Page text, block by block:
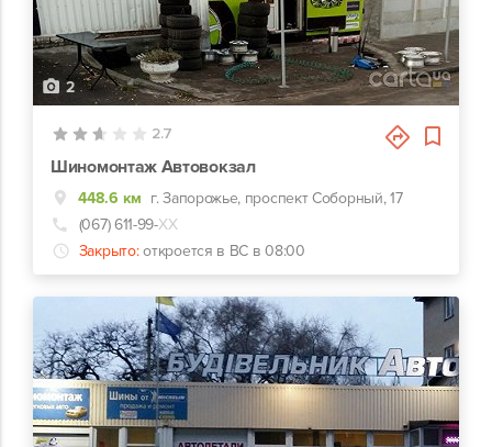
2
2.7
Шиномонтаж Автовокзал
448.6 км г. Запорожье, проспект Соборный, 17
(067) 611-99-ХХ
Закрыто: откроется в ВС в 08:00